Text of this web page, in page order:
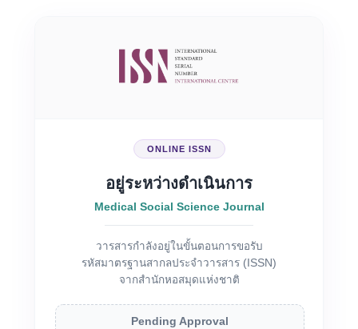
ONLINE ISSN
อยู่ระหว่างดำเนินการ
Medical Social Science Journal
วารสารกำลังอยู่ในขั้นตอนการขอรับ
รหัสมาตรฐานสากลประจำวารสาร (ISSN)
จากสำนักหอสมุดแห่งชาติ
Pending Approval